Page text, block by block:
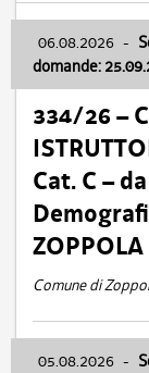
06.08.2026 -
domande:
334/26 –
Cat. C –
ZOPPOLA
Comune di
05.08.2026 -